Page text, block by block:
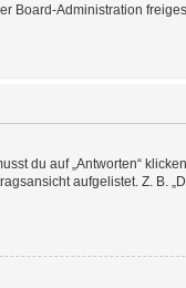
Board-Administration
du auf „Antworten“
aufgelistet. Z. B.